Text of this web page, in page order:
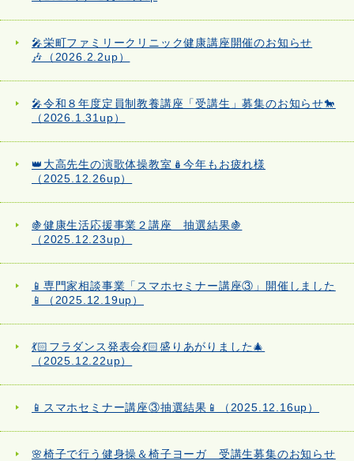
🎤栄町ファミリークリニック健康講座開催のお知らせ
🎶（2026.2.2up）
🎤令和８年度定員制教養講座「受講生」募集のお知らせ🐎
（2026.1.31up）
👑大高先生の演歌体操教室🪆今年もお疲れ様
（2025.12.26up）
🍇健康生活応援事業２講座 抽選結果🍇
（2025.12.23up）
📱専門家相談事業「スマホセミナー講座③」開催しました
📱（2025.12.19up）
💃🏻フラダンス発表会💃🏻盛りあがりました🎄
（2025.12.22up）
📱スマホセミナー講座③抽選結果📱（2025.12.16up）
🌸椅子で行う健身操＆椅子ヨーガ 受講生募集のお知らせ